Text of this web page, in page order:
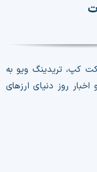
کپ، تریدینگ ویو به
روز دنیای ارزهای